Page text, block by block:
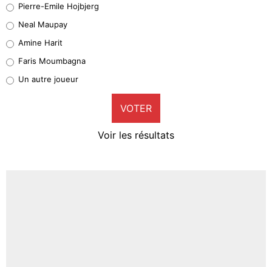
5%
1%
9%
Pierre-Emile Hojbjerg
Neal Maupay
Amine Harit
Faris Moumbagna
Un autre joueur
VOTER
Voir les résultats